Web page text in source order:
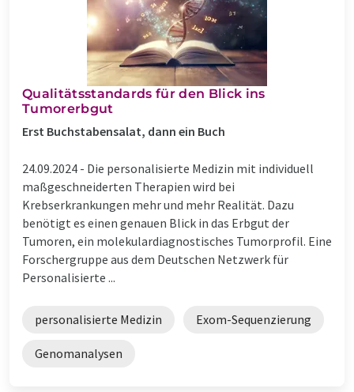
Qualitätsstandards für den Blick ins
Tumorerbgut
Erst Buchstabensalat, dann ein Buch
24.09.2024 - Die personalisierte Medizin mit individuell
maßgeschneiderten Therapien wird bei
Krebserkrankungen mehr und mehr Realität. Dazu
benötigt es einen genauen Blick in das Erbgut der
Tumoren, ein molekulardiagnostisches Tumorprofil. Eine
Forschergruppe aus dem Deutschen Netzwerk für
Personalisierte ...
personalisierte Medizin Exom-Sequenzierung
Genomanalysen